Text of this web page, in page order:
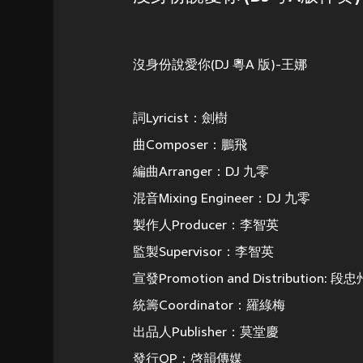
沒身份說愛你(DJ 粵A 版)-王娜
詞Lyricist：劍樹
曲Composer：鵬飛
編曲Arranger：DJ 九零
混音Mixing Engineer：DJ 九零
製作人Producer：李智英
監製Supervisor：李智英
宣發Promotion and Distribution: 段忠
統籌Coordinator：羅綠梅
出品人Publisher：莫堂慶
發行OP：啓韻傳媒